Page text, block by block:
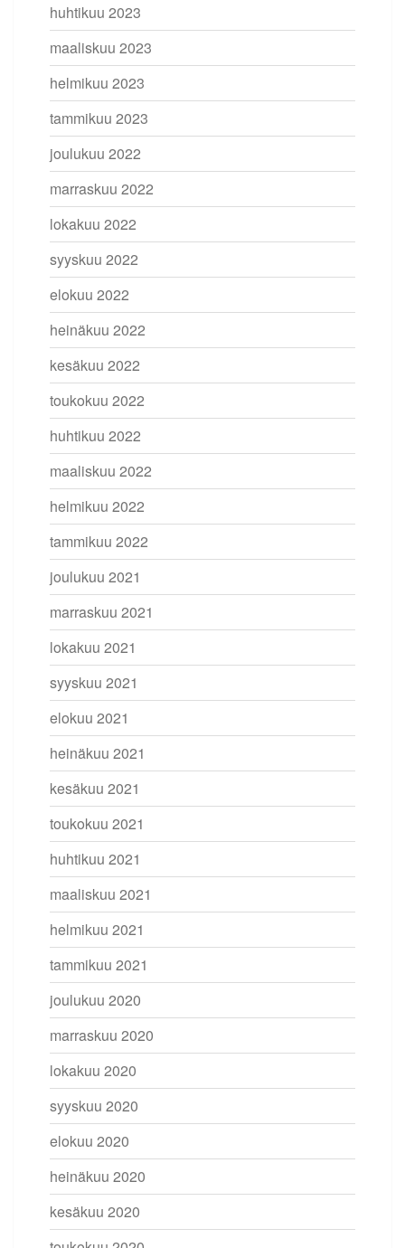
huhtikuu 2023
maaliskuu 2023
helmikuu 2023
tammikuu 2023
joulukuu 2022
marraskuu 2022
lokakuu 2022
syyskuu 2022
elokuu 2022
heinäkuu 2022
kesäkuu 2022
toukokuu 2022
huhtikuu 2022
maaliskuu 2022
helmikuu 2022
tammikuu 2022
joulukuu 2021
marraskuu 2021
lokakuu 2021
syyskuu 2021
elokuu 2021
heinäkuu 2021
kesäkuu 2021
toukokuu 2021
huhtikuu 2021
maaliskuu 2021
helmikuu 2021
tammikuu 2021
joulukuu 2020
marraskuu 2020
lokakuu 2020
syyskuu 2020
elokuu 2020
heinäkuu 2020
kesäkuu 2020